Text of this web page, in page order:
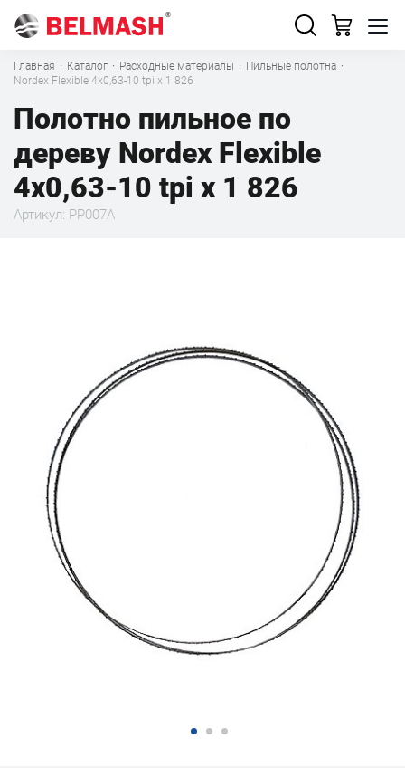
Главная · Каталог · Расходные материалы · Пильные полотна ·
Nordex Flexible 4х0,63-10 tpi x 1 826
Полотно пильное по
дереву Nordex Flexible
4х0,63-10 tpi x 1 826
Артикул: PP007A